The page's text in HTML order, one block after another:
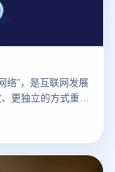
络”，是互联网发展
更独立的方式重塑
的互动平台相比，
。在这个新阶
）其他技术将
能化和自主化，并